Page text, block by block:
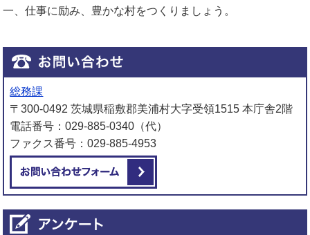
一、仕事に励み、豊かな村をつくりましょう。
総務課
〒300-0492 茨城県稲敷郡美浦村大字受領1515 本庁舎2階
電話番号：029-885-0340（代）
ファクス番号：029-885-4953